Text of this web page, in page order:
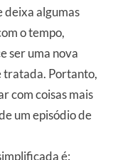
algumas
o tempo,
ser uma nova
tratada. Portanto,
com coisas mais
um episódio de
é: